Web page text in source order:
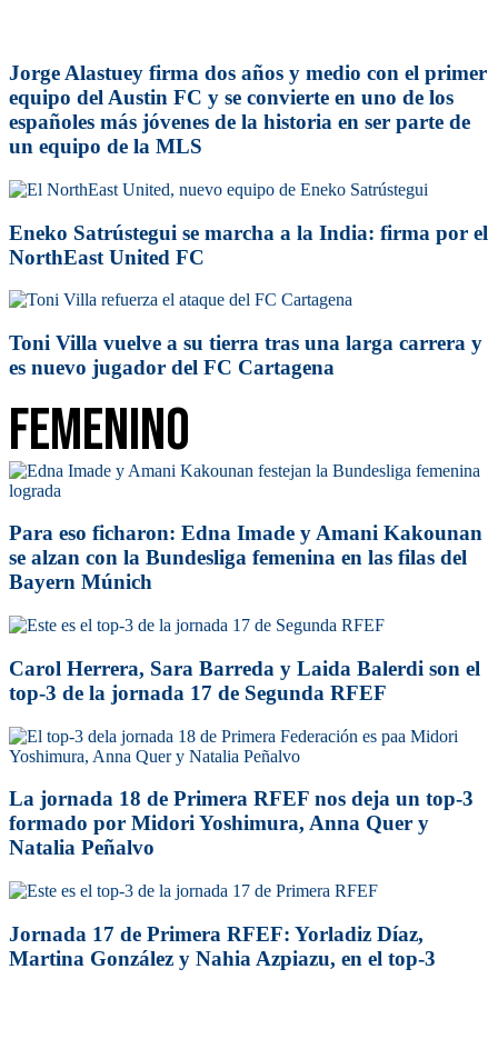
Jorge Alastuey firma dos años y medio con el primer
equipo del Austin FC y se convierte en uno de los
españoles más jóvenes de la historia en ser parte de
un equipo de la MLS
Eneko Satrústegui se marcha a la India: firma por el
NorthEast United FC
Toni Villa vuelve a su tierra tras una larga carrera y
es nuevo jugador del FC Cartagena
Femenino
Para eso ficharon: Edna Imade y Amani Kakounan
se alzan con la Bundesliga femenina en las filas del
Bayern Múnich
Carol Herrera, Sara Barreda y Laida Balerdi son el
top-3 de la jornada 17 de Segunda RFEF
La jornada 18 de Primera RFEF nos deja un top-3
formado por Midori Yoshimura, Anna Quer y
Natalia Peñalvo
Jornada 17 de Primera RFEF: Yorladiz Díaz,
Martina González y Nahia Azpiazu, en el top-3